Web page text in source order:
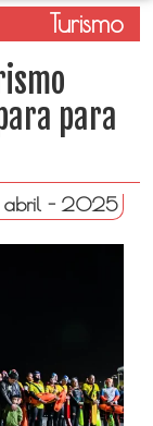
Turismo
para
abril - 2025